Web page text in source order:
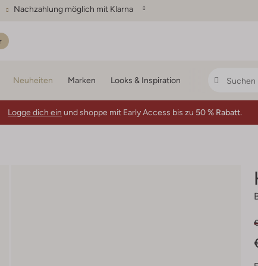
Nachzahlung möglich mit Klarna
Neuheiten Marken Looks & Inspiration
Logge dich ein und shoppe mit Early Access bis zu 50 % Rabatt.